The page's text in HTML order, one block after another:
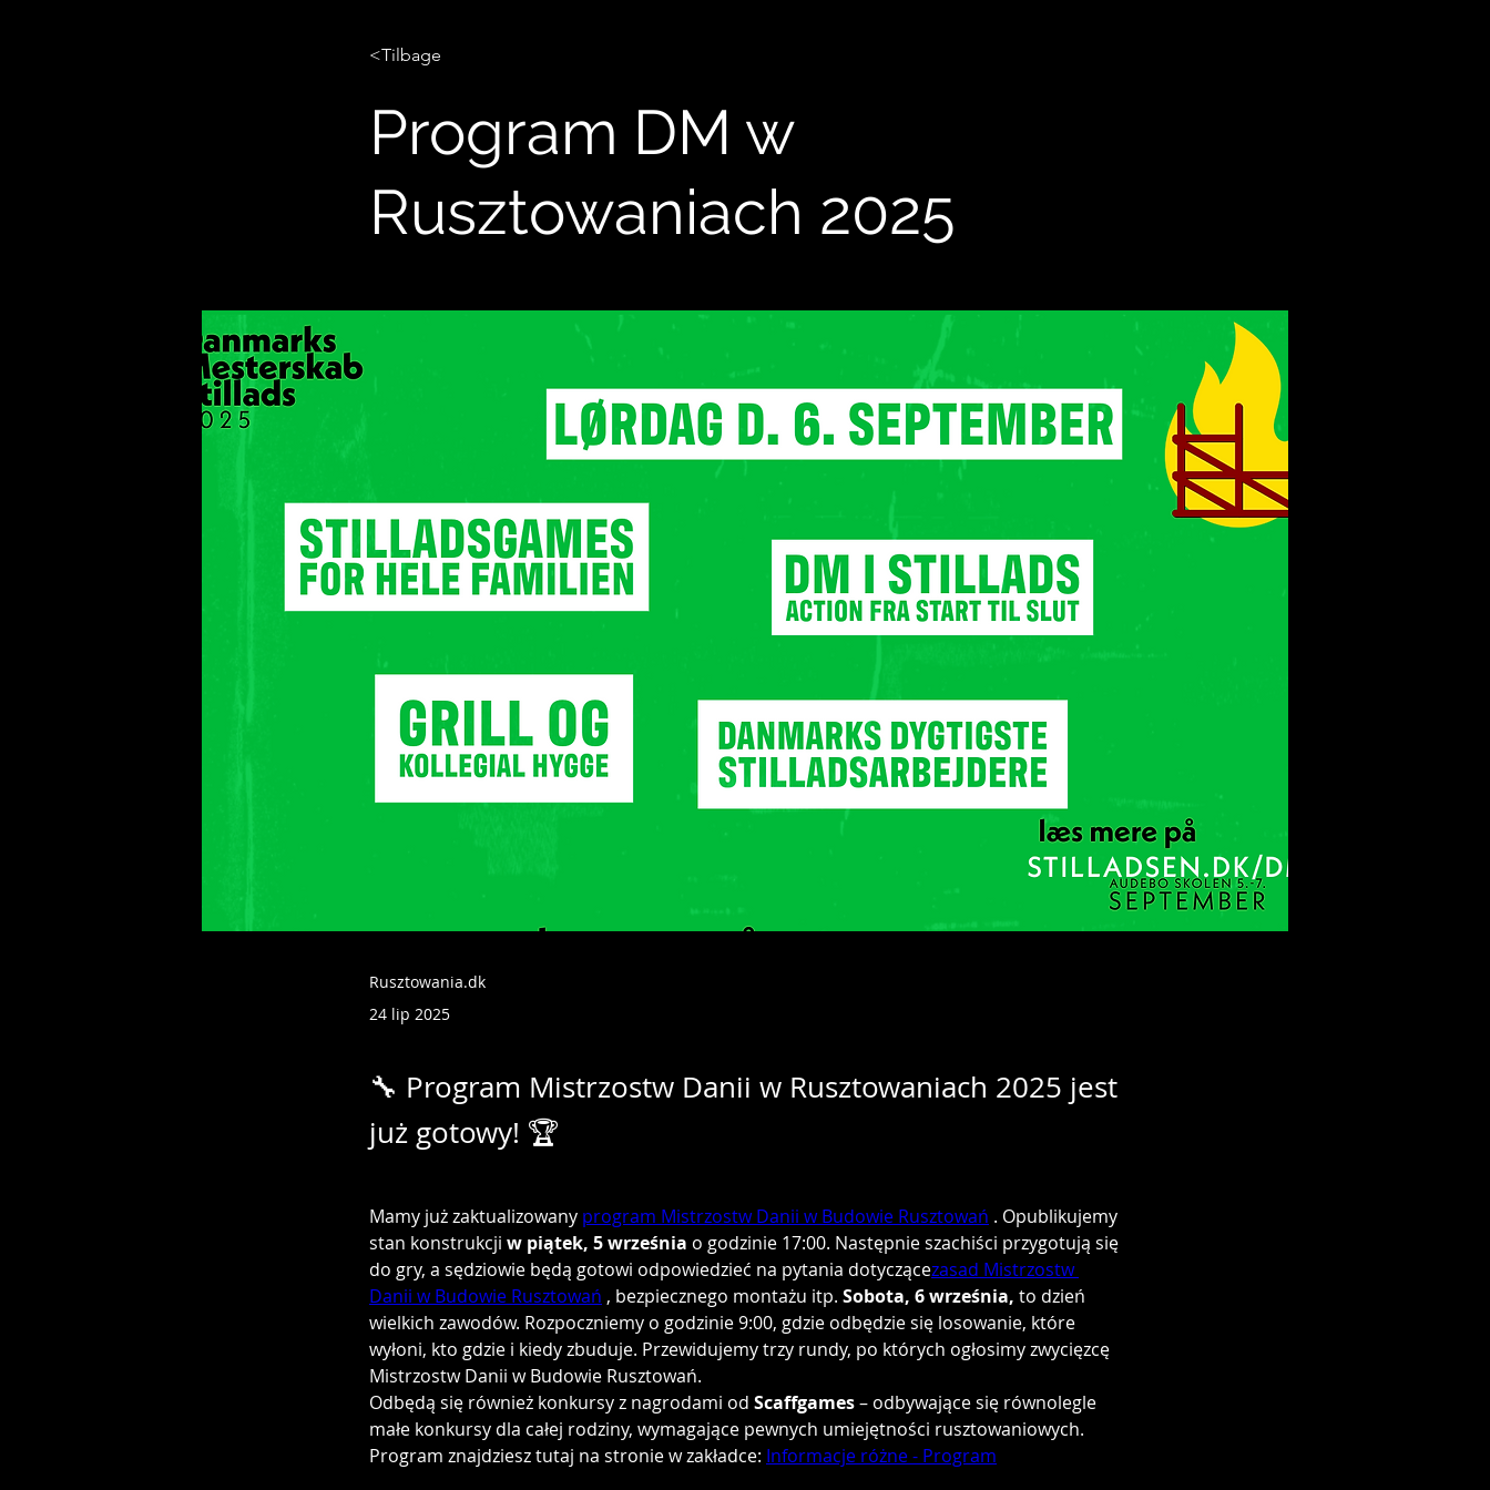
<Tilbage
Program DM w
Rusztowaniach 2025
Rusztowania.dk
24 lip 2025
🔧 Program Mistrzostw Danii w Rusztowaniach 2025 jest
już gotowy! 🏆
Mamy już zaktualizowany program Mistrzostw Danii w Budowie Rusztowań . Opublikujemy
stan konstrukcji w piątek, 5 września o godzinie 17:00. Następnie szachiści przygotują się
do gry, a sędziowie będą gotowi odpowiedzieć na pytania dotyczącezasad Mistrzostw
Danii w Budowie Rusztowań , bezpiecznego montażu itp. Sobota, 6 września, to dzień
wielkich zawodów. Rozpoczniemy o godzinie 9:00, gdzie odbędzie się losowanie, które
wyłoni, kto gdzie i kiedy zbuduje. Przewidujemy trzy rundy, po których ogłosimy zwycięzcę
Mistrzostw Danii w Budowie Rusztowań.
Odbędą się również konkursy z nagrodami od Scaffgames – odbywające się równolegle
małe konkursy dla całej rodziny, wymagające pewnych umiejętności rusztowaniowych.
Program znajdziesz tutaj na stronie w zakładce: Informacje różne - Program